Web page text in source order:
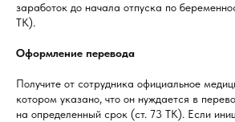
заработок до начала отпуска по
ТК).
Оформление перевода
Получите от сотрудника официальное
котором указано, что он нуждается в
на определенный срок (ст. 73 ТК). Если